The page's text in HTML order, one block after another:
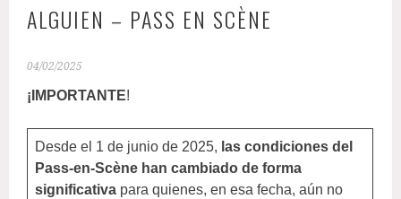
ALGUIEN – PASS EN SCÈNE
04/02/2025
¡IMPORTANTE!
Desde el 1 de junio de 2025, las condiciones del
Pass-en-Scène han cambiado de forma
significativa para quienes, en esa fecha, aún no